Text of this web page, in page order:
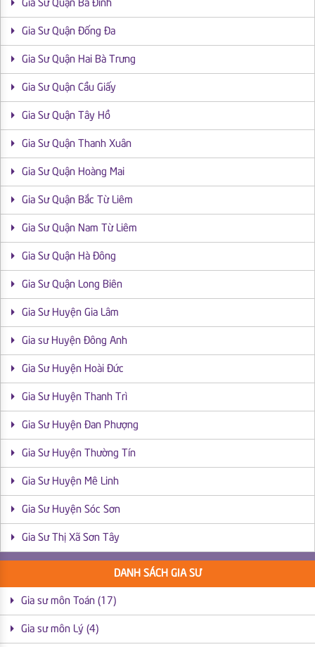
Gia Sư Quận Ba Đình
Gia Sư Quận Đống Đa
Gia Sư Quận Hai Bà Trưng
Gia Sư Quận Cầu Giấy
Gia Sư Quận Tây Hồ
Gia Sư Quận Thanh Xuân
Gia Sư Quận Hoàng Mai
Gia Sư Quận Bắc Từ Liêm
Gia Sư Quận Nam Từ Liêm
Gia Sư Quận Hà Đông
Gia Sư Quận Long Biên
Gia Sư Huyện Gia Lâm
Gia sư Huyện Đông Anh
Gia Sư Huyện Hoài Đức
Gia Sư Huyện Thanh Trì
Gia Sư Huyện Đan Phượng
Gia Sư Huyện Thường Tín
Gia Sư Huyện Mê Linh
Gia Sư Huyện Sóc Sơn
Gia Sư Thị Xã Sơn Tây
DANH SÁCH GIA SƯ
Gia sư môn Toán (17)
Gia sư môn Lý (4)